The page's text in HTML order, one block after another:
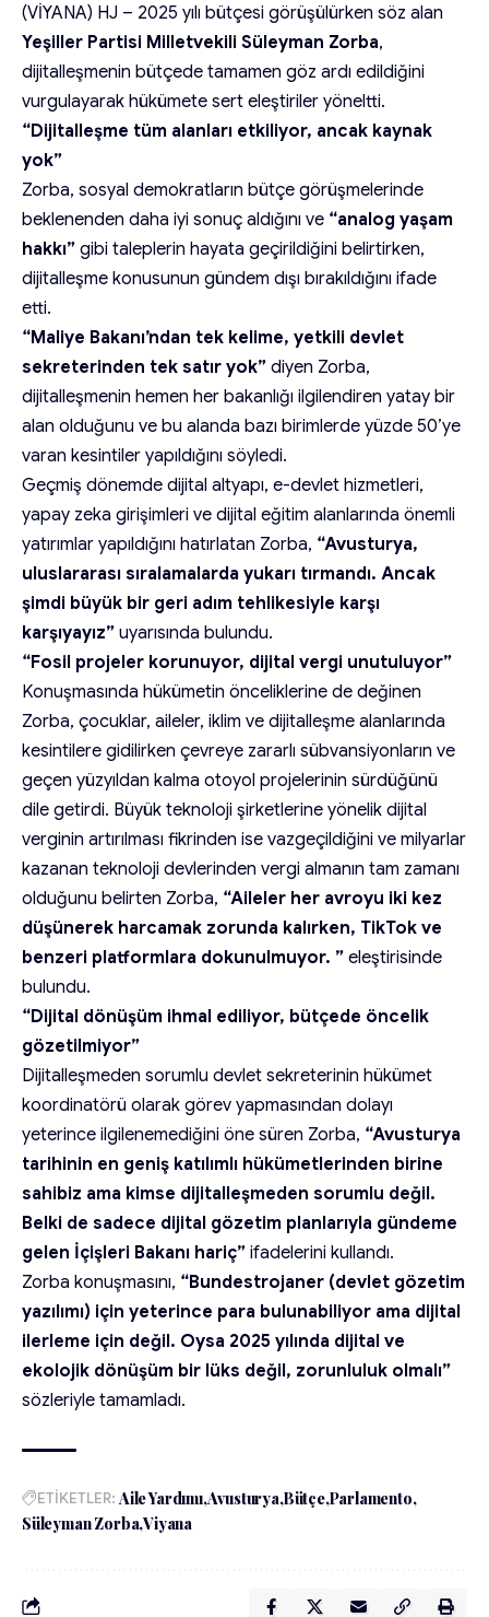
(VİYANA) HJ – 2025 yılı bütçesi görüşülürken söz alan
Yeşiller Partisi Milletvekili Süleyman Zorba,
dijitalleşmenin bütçede tamamen göz ardı edildiğini
vurgulayarak hükümete sert eleştiriler yöneltti.
“Dijitalleşme tüm alanları etkiliyor, ancak kaynak
yok”
Zorba, sosyal demokratların bütçe görüşmelerinde
beklenenden daha iyi sonuç aldığını ve “analog yaşam
hakkı” gibi taleplerin hayata geçirildiğini belirtirken,
dijitalleşme konusunun gündem dışı bırakıldığını ifade
etti.
“Maliye Bakanı’ndan tek kelime, yetkili devlet
sekreterinden tek satır yok” diyen Zorba,
dijitalleşmenin hemen her bakanlığı ilgilendiren yatay bir
alan olduğunu ve bu alanda bazı birimlerde yüzde 50’ye
varan kesintiler yapıldığını söyledi.
Geçmiş dönemde dijital altyapı, e-devlet hizmetleri,
yapay zeka girişimleri ve dijital eğitim alanlarında önemli
yatırımlar yapıldığını hatırlatan Zorba, “Avusturya,
uluslararası sıralamalarda yukarı tırmandı. Ancak
şimdi büyük bir geri adım tehlikesiyle karşı
karşıyayız” uyarısında bulundu.
“Fosil projeler korunuyor, dijital vergi unutuluyor”
Konuşmasında hükümetin önceliklerine de değinen
Zorba, çocuklar, aileler, iklim ve dijitalleşme alanlarında
kesintilere gidilirken çevreye zararlı sübvansiyonların ve
geçen yüzyıldan kalma otoyol projelerinin sürdüğünü
dile getirdi. Büyük teknoloji şirketlerine yönelik dijital
verginin artırılması fikrinden ise vazgeçildiğini ve milyarlar
kazanan teknoloji devlerinden vergi almanın tam zamanı
olduğunu belirten Zorba, “Aileler her avroyu iki kez
düşünerek harcamak zorunda kalırken, TikTok ve
benzeri platformlara dokunulmuyor. ” eleştirisinde
bulundu.
“Dijital dönüşüm ihmal ediliyor, bütçede öncelik
gözetilmiyor”
Dijitalleşmeden sorumlu devlet sekreterinin hükümet
koordinatörü olarak görev yapmasından dolayı
yeterince ilgilenemediğini öne süren Zorba, “Avusturya
tarihinin en geniş katılımlı hükümetlerinden birine
sahibiz ama kimse dijitalleşmeden sorumlu değil.
Belki de sadece dijital gözetim planlarıyla gündeme
gelen İçişleri Bakanı hariç” ifadelerini kullandı.
Zorba konuşmasını, “Bundestrojaner (devlet gözetim
yazılımı) için yeterince para bulunabiliyor ama dijital
ilerleme için değil. Oysa 2025 yılında dijital ve
ekolojik dönüşüm bir lüks değil, zorunluluk olmalı”
sözleriyle tamamladı.
ETİKETLER: Aile Yardımı Avusturya Bütçe Parlamento
Süleyman Zorba Viyana